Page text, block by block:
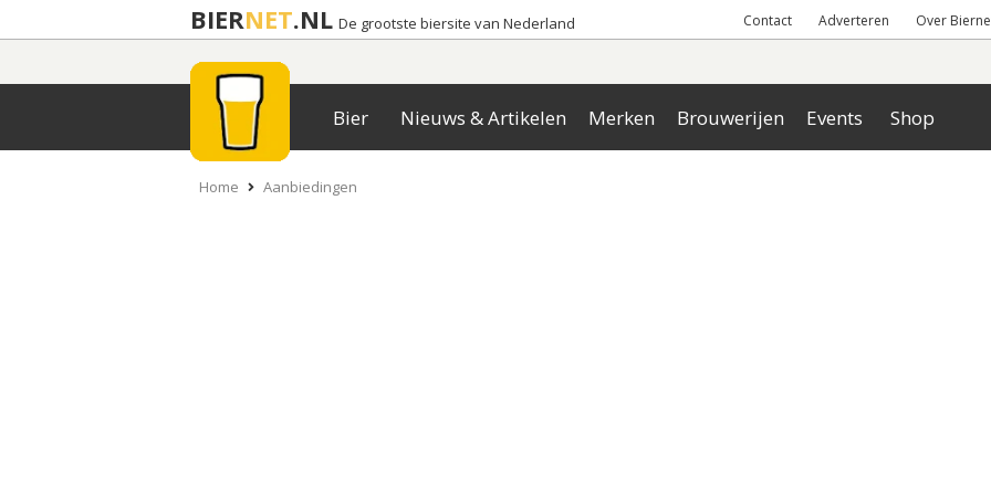
BIERNET.NL De grootste biersite van Nederland Contact Adverteren Over
Bier Nieuws & Artikelen Merken Brouwerijen Events Shop
Home Aanbiedingen